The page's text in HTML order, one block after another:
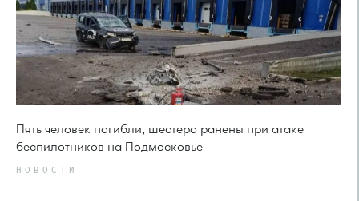
Пять человек погибли, шестеро ранены при атаке
беспилотников на Подмосковье
НОВОСТИ